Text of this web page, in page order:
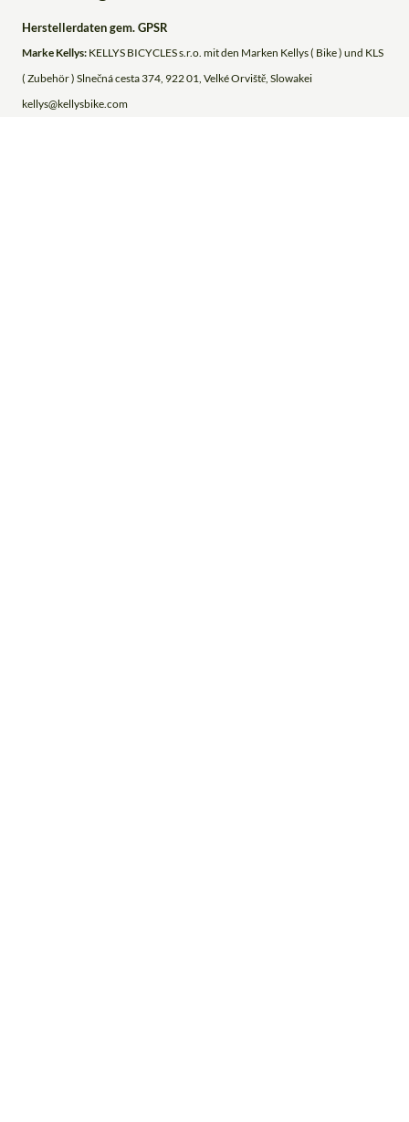
Herstellerdaten gem. GPSR
Marke Kellys: KELLYS BICYCLES s.r.o. mit den Marken Kellys ( Bike ) und KLS
( Zubehör ) Slnečná cesta 374, 922 01, Velké Orviště, Slowakei
kellys@kellysbike.com